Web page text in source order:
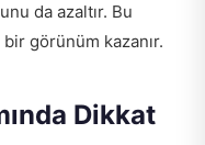
da azaltır. Bu
görünüm kazanır.
Dikkat